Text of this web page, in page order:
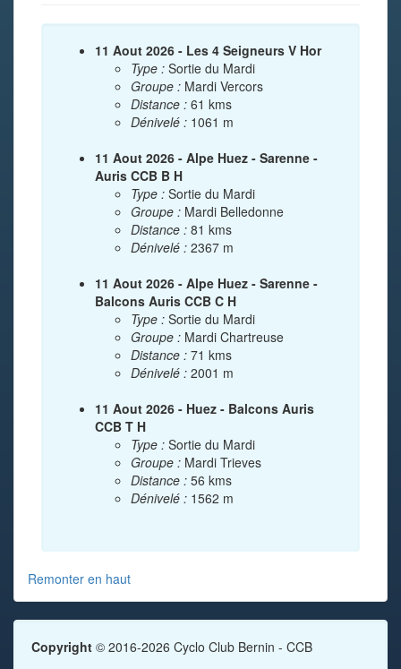
11 Aout 2026 - Les 4 Seigneurs V Hor
Type : Sortie du Mardi
Groupe : Mardi Vercors
Distance : 61 kms
Dénivelé : 1061 m
11 Aout 2026 - Alpe Huez - Sarenne -
Auris CCB B H
Type : Sortie du Mardi
Groupe : Mardi Belledonne
Distance : 81 kms
Dénivelé : 2367 m
11 Aout 2026 - Alpe Huez - Sarenne -
Balcons Auris CCB C H
Type : Sortie du Mardi
Groupe : Mardi Chartreuse
Distance : 71 kms
Dénivelé : 2001 m
11 Aout 2026 - Huez - Balcons Auris
CCB T H
Type : Sortie du Mardi
Groupe : Mardi Trieves
Distance : 56 kms
Dénivelé : 1562 m
Remonter en haut
Copyright © 2016-2026 Cyclo Club Bernin - CCB